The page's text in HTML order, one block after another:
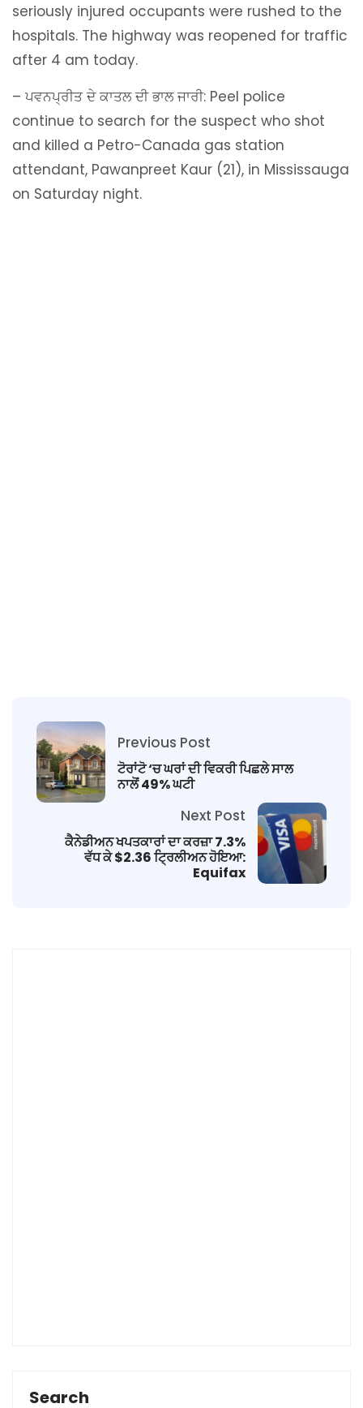
seriously injured occupants were rushed to the
hospitals. The highway was reopened for traffic
after 4 am today.
– ਪਵਨਪ੍ਰੀਤ ਦੇ ਕਾਤਲ ਦੀ ਭਾਲ ਜਾਰੀ: Peel police
continue to search for the suspect who shot
and killed a Petro-Canada gas station
attendant, Pawanpreet Kaur (21), in Mississauga
on Saturday night.
Previous Post
ਟੋਰਾਂਟੋ ‘ਚ ਘਰਾਂ ਦੀ ਵਿਕਰੀ ਪਿਛਲੇ ਸਾਲ
ਨਾਲੋਂ 49% ਘਟੀ
Next Post
ਕੈਨੇਡੀਅਨ ਖਪਤਕਾਰਾਂ ਦਾ ਕਰਜ਼ਾ 7.3%
ਵੱਧ ਕੇ $2.36 ਟ੍ਰਿਲੀਅਨ ਹੋਇਆ:
Equifax
Search